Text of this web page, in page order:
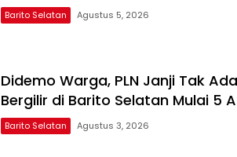
Barito Selatan Agustus 5, 2026
Didemo Warga, PLN Janji Tak
Bergilir di Barito Selatan Mulai 5
Barito Selatan Agustus 3, 2026